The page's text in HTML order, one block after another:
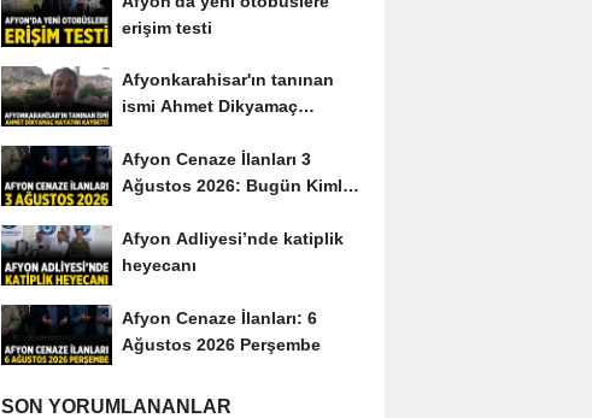
erişim testi
Afyonkarahisar'ın tanınan
ismi Ahmet Dikyamaç
Afyon Cenaze İlanları 3
Ağustos 2026: Bugün Kimler
Afyon Adliyesi’nde katiplik
heyecanı
Afyon Cenaze İlanları: 6
Ağustos 2026 Perşembe
SON YORUMLANANLAR